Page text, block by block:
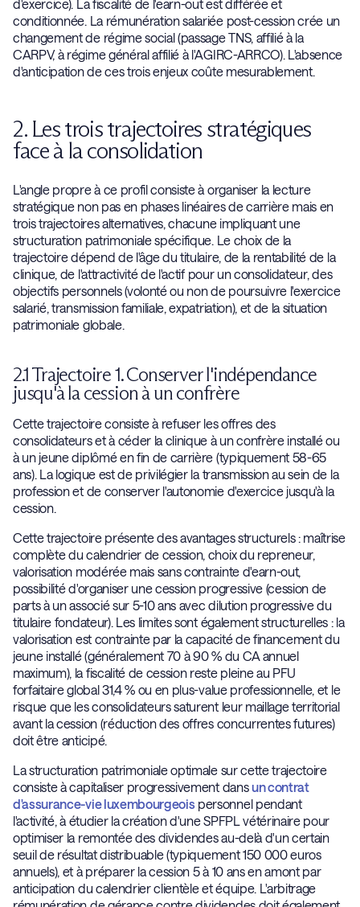
d'exercice). La fiscalité de l'earn-out est différée et
conditionnée. La rémunération salariée post-cession crée un
changement de régime social (passage TNS, affilié à la
CARPV, à régime général affilié à l'AGIRC-ARRCO). L'absence
d'anticipation de ces trois enjeux coûte mesurablement.
2. Les trois trajectoires stratégiques
face à la consolidation
L'angle propre à ce profil consiste à organiser la lecture
stratégique non pas en phases linéaires de carrière mais en
trois trajectoires alternatives, chacune impliquant une
structuration patrimoniale spécifique. Le choix de la
trajectoire dépend de l'âge du titulaire, de la rentabilité de la
clinique, de l'attractivité de l'actif pour un consolidateur, des
objectifs personnels (volonté ou non de poursuivre l'exercice
salarié, transmission familiale, expatriation), et de la situation
patrimoniale globale.
2.1 Trajectoire 1. Conserver l'indépendance
jusqu'à la cession à un confrère
Cette trajectoire consiste à refuser les offres des
consolidateurs et à céder la clinique à un confrère installé ou
à un jeune diplômé en fin de carrière (typiquement 58-65
ans). La logique est de privilégier la transmission au sein de la
profession et de conserver l'autonomie d'exercice jusqu'à la
cession.
Cette trajectoire présente des avantages structurels : maîtrise
complète du calendrier de cession, choix du repreneur,
valorisation modérée mais sans contrainte d'earn-out,
possibilité d'organiser une cession progressive (cession de
parts à un associé sur 5-10 ans avec dilution progressive du
titulaire fondateur). Les limites sont également structurelles : la
valorisation est contrainte par la capacité de financement du
jeune installé (généralement 70 à 90 % du CA annuel
maximum), la fiscalité de cession reste pleine au PFU
forfaitaire global 31,4 % ou en plus-value professionnelle, et le
risque que les consolidateurs saturent leur maillage territorial
avant la cession (réduction des offres concurrentes futures)
doit être anticipé.
La structuration patrimoniale optimale sur cette trajectoire
consiste à capitaliser progressivement dansun contrat
d'assurance-vie luxembourgeoispersonnel pendant
l'activité, à étudier la création d'une SPFPL vétérinaire pour
optimiser la remontée des dividendes au-delà d'un certain
seuil de résultat distribuable (typiquement 150 000 euros
annuels), et à préparer la cession 5 à 10 ans en amont par
anticipation du calendrier clientèle et équipe. L'arbitrage